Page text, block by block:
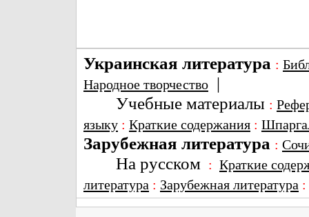
Украинская литература :
Народное творчество |
Учебные материалы :
языку : Краткие содержания :
Зарубежная литература :
На русском : Краткие
литература : Зарубежная литература